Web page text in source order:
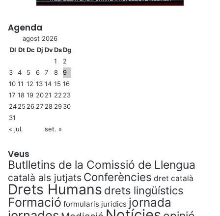
Agenda
agost 2026
Dl DtDc Dj DvDsDg
1
2
3
4 5 6 7 8
9
10 11 12 13 14 15 16
17 18 19 2021 22 23
2425 26 27 28 2930
31
« jul.
set. »
Veus
Butlletins de la Comissió de Llengua
català als jutjats Conferències dret català
Drets Humans drets lingüístics
Formació formularis jurídics jornada